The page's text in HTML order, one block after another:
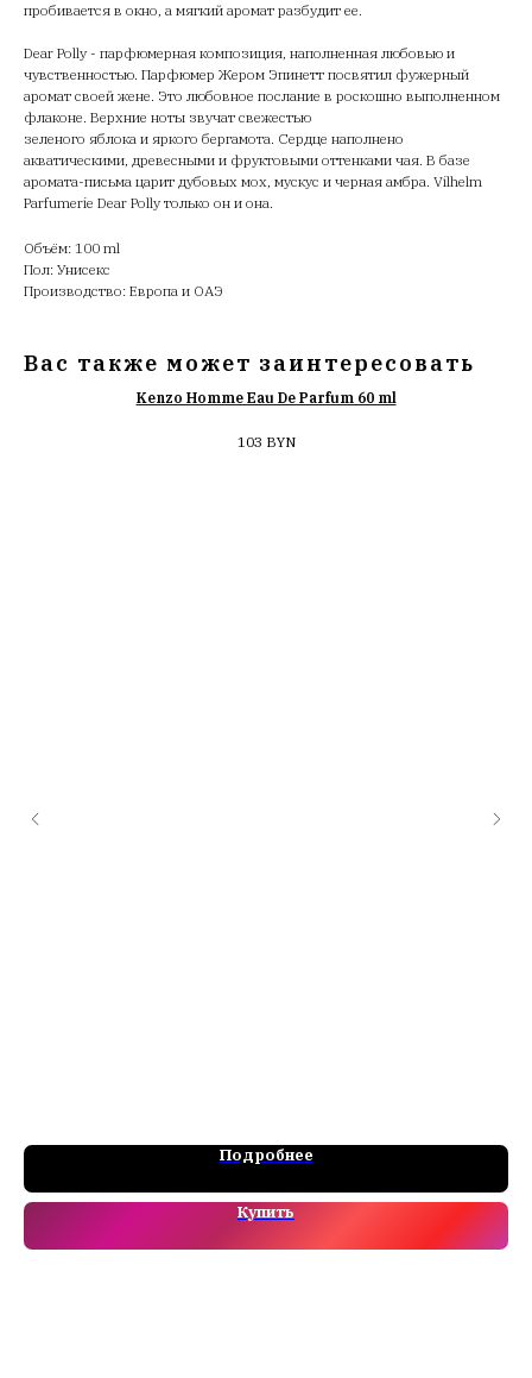
пробивается в окно, а мягкий аромат разбудит ее.
Dear Polly - парфюмерная композиция, наполненная любовью и
чувственностью. Парфюмер Жером Эпинетт посвятил фужерный
аромат своей жене. Это любовное послание в роскошно выполненном
флаконе. Верхние ноты звучат свежестью
зеленого яблока и яркого бергамота. Сердце наполнено
акватическими, древесными и фруктовыми оттенками чая. В базе
аромата-письма царит дубовых мох, мускус и черная амбра. Vilhelm
Parfumerie Dear Polly только он и она.
Объём: 100 ml
Пол: Унисекс
Производство: Европа и ОАЭ
Вас также может заинтересовать
Kenzo Homme Eau De Parfum 60 ml
103 BYN
Подробнее
Купить